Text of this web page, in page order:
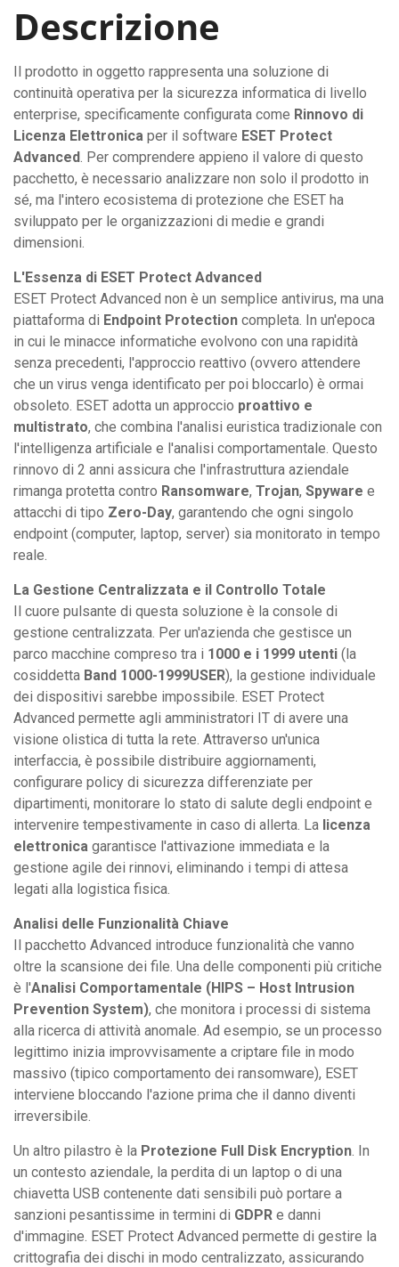
Descrizione
Il prodotto in oggetto rappresenta una soluzione di
continuità operativa per la sicurezza informatica di livello
enterprise, specificamente configurata come Rinnovo di
Licenza Elettronica per il software ESET Protect
Advanced. Per comprendere appieno il valore di questo
pacchetto, è necessario analizzare non solo il prodotto in
sé, ma l'intero ecosistema di protezione che ESET ha
sviluppato per le organizzazioni di medie e grandi
dimensioni.
L'Essenza di ESET Protect Advanced
ESET Protect Advanced non è un semplice antivirus, ma una
piattaforma di Endpoint Protection completa. In un'epoca
in cui le minacce informatiche evolvono con una rapidità
senza precedenti, l'approccio reattivo (ovvero attendere
che un virus venga identificato per poi bloccarlo) è ormai
obsoleto. ESET adotta un approccio proattivo e
multistrato, che combina l'analisi euristica tradizionale con
l'intelligenza artificiale e l'analisi comportamentale. Questo
rinnovo di 2 anni assicura che l'infrastruttura aziendale
rimanga protetta contro Ransomware, Trojan, Spyware e
attacchi di tipo Zero-Day, garantendo che ogni singolo
endpoint (computer, laptop, server) sia monitorato in tempo
reale.
La Gestione Centralizzata e il Controllo Totale
Il cuore pulsante di questa soluzione è la console di
gestione centralizzata. Per un'azienda che gestisce un
parco macchine compreso tra i 1000 e i 1999 utenti (la
cosiddetta Band 1000-1999USER), la gestione individuale
dei dispositivi sarebbe impossibile. ESET Protect
Advanced permette agli amministratori IT di avere una
visione olistica di tutta la rete. Attraverso un'unica
interfaccia, è possibile distribuire aggiornamenti,
configurare policy di sicurezza differenziate per
dipartimenti, monitorare lo stato di salute degli endpoint e
intervenire tempestivamente in caso di allerta. La licenza
elettronica garantisce l'attivazione immediata e la
gestione agile dei rinnovi, eliminando i tempi di attesa
legati alla logistica fisica.
Analisi delle Funzionalità Chiave
Il pacchetto Advanced introduce funzionalità che vanno
oltre la scansione dei file. Una delle componenti più critiche
è l'Analisi Comportamentale (HIPS – Host Intrusion
Prevention System), che monitora i processi di sistema
alla ricerca di attività anomale. Ad esempio, se un processo
legittimo inizia improvvisamente a criptare file in modo
massivo (tipico comportamento dei ransomware), ESET
interviene bloccando l'azione prima che il danno diventi
irreversibile.
Un altro pilastro è la Protezione Full Disk Encryption. In
un contesto aziendale, la perdita di un laptop o di una
chiavetta USB contenente dati sensibili può portare a
sanzioni pesantissime in termini di GDPR e danni
d'immagine. ESET Protect Advanced permette di gestire la
crittografia dei dischi in modo centralizzato, assicurando